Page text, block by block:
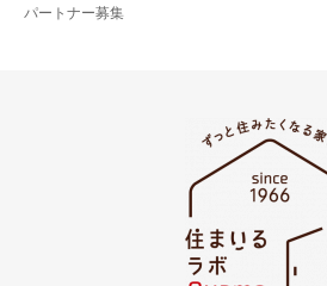
パートナー募集